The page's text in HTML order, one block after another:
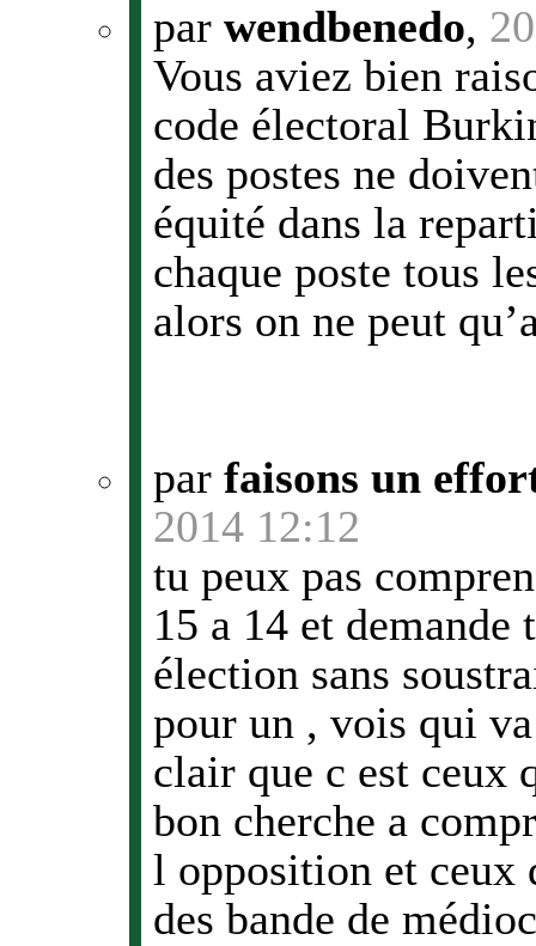
par wendbenedo,
Vous aviez bien
code électoral
des postes ne
équité dans la
chaque poste tous
alors on ne peut
par faisons un
2014 12:12
tu peux pas
15 a 14 et
élection sans
pour un , vois qui
clair que c est ceux
bon cherche a
l opposition et ceux
des bande de